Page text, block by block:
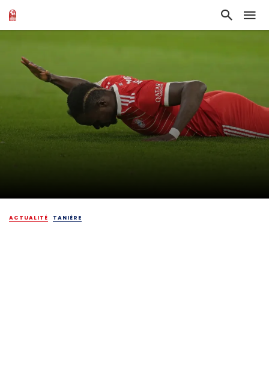
ACTUALITÉ TANIÈRE